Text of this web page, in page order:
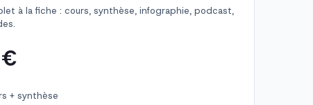
à la fiche : cours, synthèse, infographie, podcast,
+ synthèse